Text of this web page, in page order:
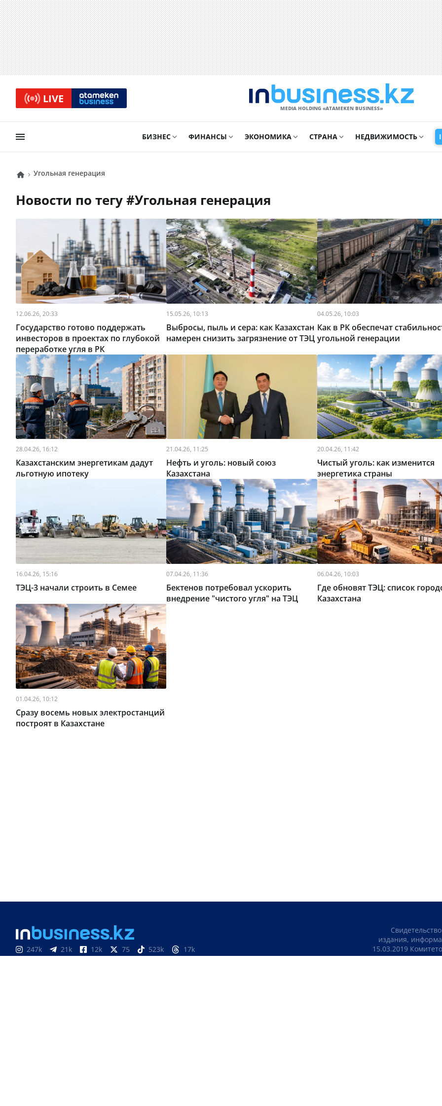
LIVE
MEDIA HOLDING «ATAMEKЕN BUSINESS»
БИЗНЕС ФИНАНСЫ ЭКОНОМИКА СТРАНА НЕДВИЖИМОСТЬ
угольная генерация
Новости по тегу # угольная генерация
12.06.26, 20:33
Государство готово поддержать
инвесторов в проектах по глубокой
переработке угля в РК
15.05.26, 10:13
Выбросы, пыль и сера: как Казахстан
намерен снизить загрязнение от ТЭЦ
04.05.26, 10:03
Как в РК обеспечат
угольной генерации
28.04.26, 16:12
Казахстанским энергетикам дадут
льготную ипотеку
21.04.26, 11:25
Нефть и уголь: новый союз
Казахстана
20.04.26, 11:42
Чистый уголь: как изменится
энергетика страны
16.04.26, 15:16
ТЭЦ-3 начали строить в Семее
07.04.26, 11:36
Бектенов потребовал ускорить
внедрение "чистого угля" на ТЭЦ
06.04.26, 10:03
Где обновят ТЭЦ: список
Казахстана
01.04.26, 10:12
Сразу восемь новых электростанций
построят в Казахстане
247k 21k 12k 75 523k 17k
издания,
15.03.2019